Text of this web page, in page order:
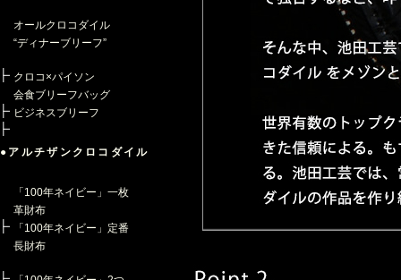
オールクロコダイル
“ディナーブリーフ”
クロコ×パイソン
会食ブリーフバッグ
ビジネスブリーフ
●アルチザンクロコダイル
「100年ネイビー」一枚
革財布
「100年ネイビー」定番
長財布